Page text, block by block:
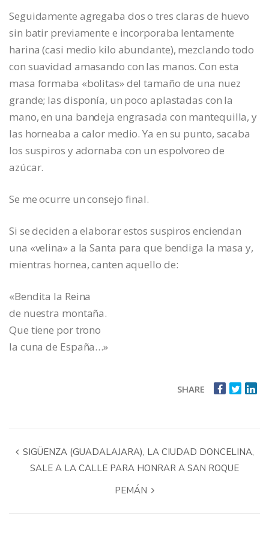
Seguidamente agregaba dos o tres claras de huevo
sin batir previamente e incorporaba lentamente
harina (casi medio kilo abundante), mezclando todo
con suavidad amasando con las manos. Con esta
masa formaba «bolitas» del tamaño de una nuez
grande; las disponía, un poco aplastadas con la
mano, en una bandeja engrasada con mantequilla, y
las horneaba a calor medio. Ya en su punto, sacaba
los suspiros y adornaba con un espolvoreo de
azúcar.
Se me ocurre un consejo final.
Si se deciden a elaborar estos suspiros enciendan
una «velina» a la Santa para que bendiga la masa y,
mientras hornea, canten aquello de:
«Bendita la Reina
de nuestra montaña.
Que tiene por trono
la cuna de España…»
SHARE
SIGÜENZA (GUADALAJARA), LA CIUDAD DONCELINA,
SALE A LA CALLE PARA HONRAR A SAN ROQUE
PEMÁN